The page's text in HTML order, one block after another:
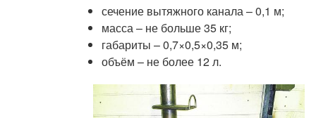
сечение вытяжного канала – 0,1 м;
масса – не больше 35 кг;
габариты – 0,7×0,5×0,35 м;
объём – не более 12 л.